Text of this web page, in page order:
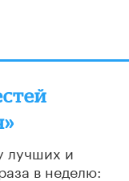
лучших и
в неделю: